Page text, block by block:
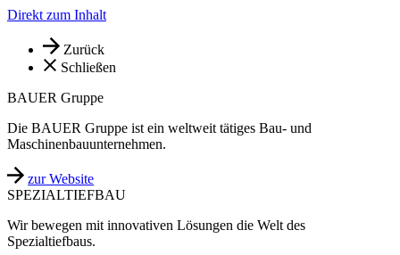
Direkt zum Inhalt
Zurück
Schließen
BAUER Gruppe
Die BAUER Gruppe ist ein weltweit tätiges Bau- und
Maschinenbauunternehmen.
zur Website
SPEZIALTIEFBAU
Wir bewegen mit innovativen Lösungen die Welt des
Spezialtiefbaus.